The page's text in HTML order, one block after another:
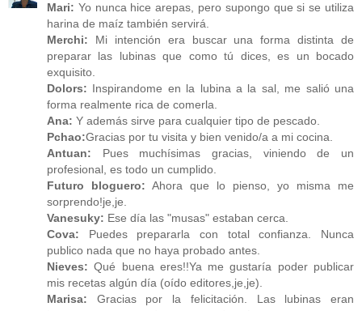
Mari: Yo nunca hice arepas, pero supongo que si se utiliza
harina de maíz también servirá.
Merchi: Mi intención era buscar una forma distinta de
preparar las lubinas que como tú dices, es un bocado
exquisito.
Dolors: Inspirandome en la lubina a la sal, me salió una
forma realmente rica de comerla.
Ana: Y además sirve para cualquier tipo de pescado.
Pchao:Gracias por tu visita y bien venido/a a mi cocina.
Antuan: Pues muchísimas gracias, viniendo de un
profesional, es todo un cumplido.
Futuro bloguero: Ahora que lo pienso, yo misma me
sorprendo!je,je.
Vanesuky: Ese día las "musas" estaban cerca.
Cova: Puedes prepararla con total confianza. Nunca
publico nada que no haya probado antes.
Nieves: Qué buena eres!!Ya me gustaría poder publicar
mis recetas algún día (oído editores,je,je).
Marisa: Gracias por la felicitación. Las lubinas eran